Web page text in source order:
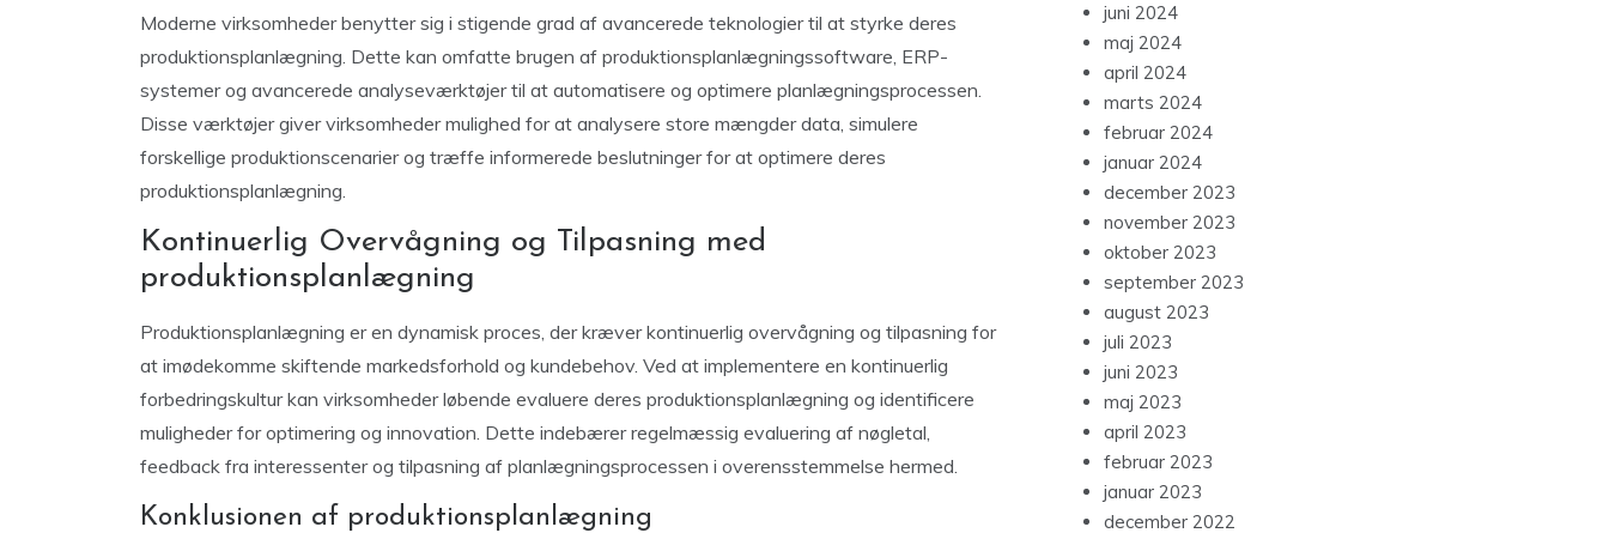
Moderne virksomheder benytter sig i stigende grad af avancerede teknologier til at styrke deres
produktionsplanlægning. Dette kan omfatte brugen af produktionsplanlægningssoftware, ERP-
systemer og avancerede analyseværktøjer til at automatisere og optimere planlægningsprocessen.
Disse værktøjer giver virksomheder mulighed for at analysere store mængder data, simulere
forskellige produktionscenarier og træffe informerede beslutninger for at optimere deres
produktionsplanlægning.
Kontinuerlig Overvågning og Tilpasning med
produktionsplanlægning
Produktionsplanlægning er en dynamisk proces, der kræver kontinuerlig overvågning og tilpasning for
at imødekomme skiftende markedsforhold og kundebehov. Ved at implementere en kontinuerlig
forbedringskultur kan virksomheder løbende evaluere deres produktionsplanlægning og identificere
muligheder for optimering og innovation. Dette indebærer regelmæssig evaluering af nøgletal,
feedback fra interessenter og tilpasning af planlægningsprocessen i overensstemmelse hermed.
Konklusionen af produktionsplanlægning
juni 2024
maj 2024
april 2024
marts 2024
februar 2024
januar 2024
december 2023
november 2023
oktober 2023
september 2023
august 2023
juli 2023
juni 2023
maj 2023
april 2023
februar 2023
januar 2023
december 2022